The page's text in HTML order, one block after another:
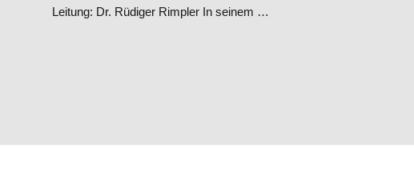
Dr. Rüdiger Rimpler In seinem …